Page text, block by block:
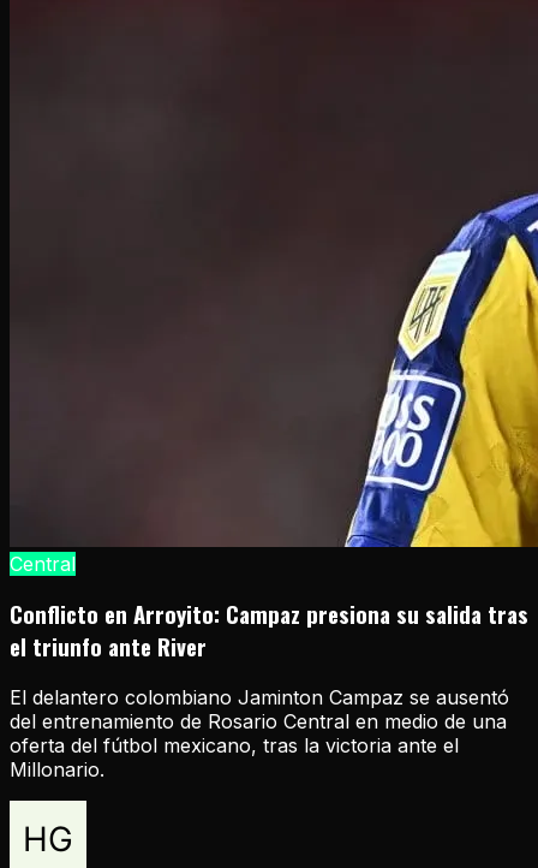
Central
Conflicto en Arroyito: Campaz presiona su salida tras
el triunfo ante River
El delantero colombiano Jaminton Campaz se ausentó
del entrenamiento de Rosario Central en medio de una
oferta del fútbol mexicano, tras la victoria ante el
Millonario.